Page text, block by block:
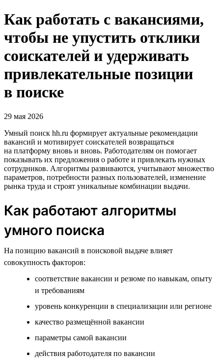
Как работать с вакансиями,
чтобы не упустить отклики
соискателей и удерживать
привлекательные позиции
в поиске
29 мая 2026
Умный поиск hh.ru формирует актуальные рекомендации
вакансий и мотивирует соискателей возвращаться
на платформу вновь и вновь. Работодателям он помогает
показывать их предложения о работе и привлекать нужных
сотрудников. Алгоритмы развиваются, учитывают множество
параметров, потребности разных пользователей, изменение
рынка труда и строят уникальные комбинации выдачи.
Как работают алгоритмы
умного поиска
На позицию вакансий в поисковой выдаче влияет
совокупность факторов:
соответствие вакансии и резюме по навыкам, опыту
и требованиям
уровень конкуренции в специализации или регионе
качество размещённой вакансии
параметры самой вакансии
действия работодателя по вакансии